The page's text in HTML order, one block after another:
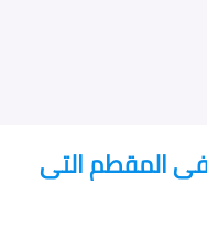
فى المقطم التى